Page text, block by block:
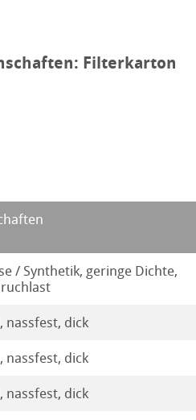
Filterkarton
/ Synthetik, geringe Dichte,
nassfest, dick
nassfest, dick
nassfest, dick